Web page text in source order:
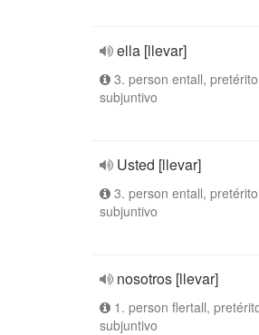
ella [llevar]
3. person entall,
subjuntivo
Usted [llevar]
3. person entall,
subjuntivo
nosotros [llevar]
1. person flertall,
subjuntivo